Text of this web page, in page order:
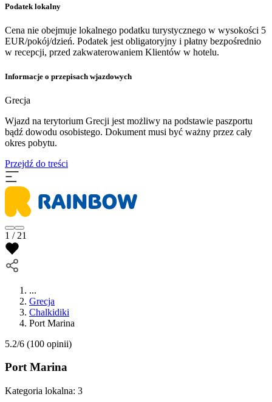
Podatek lokalny
Cena nie obejmuje lokalnego podatku turystycznego w wysokości 5
EUR/pokój/dzień. Podatek jest obligatoryjny i płatny bezpośrednio
w recepcji, przed zakwaterowaniem Klientów w hotelu.
Informacje o przepisach wjazdowych
Grecja
Wjazd na terytorium Grecji jest możliwy na podstawie paszportu
bądź dowodu osobistego. Dokument musi być ważny przez cały
okres pobytu.
Przejdź do treści
1 / 21
...
Grecja
Chalkidiki
Port Marina
5.2/6 (100 opinii)
Port Marina
Kategoria lokalna: 3